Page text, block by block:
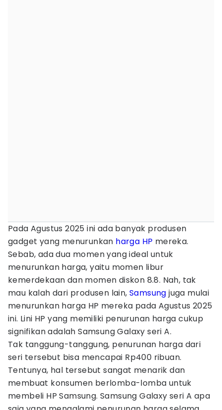
Pada Agustus 2025 ini ada banyak produsen
gadget yang menurunkan harga HP mereka.
Sebab, ada dua momen yang ideal untuk
menurunkan harga, yaitu momen libur
kemerdekaan dan momen diskon 8.8. Nah, tak
mau kalah dari produsen lain, Samsung juga mulai
menurunkan harga HP mereka pada Agustus 2025
ini. Lini HP yang memiliki penurunan harga cukup
signifikan adalah Samsung Galaxy seri A.
Tak tanggung-tanggung, penurunan harga dari
seri tersebut bisa mencapai Rp400 ribuan.
Tentunya, hal tersebut sangat menarik dan
membuat konsumen berlomba-lomba untuk
membeli HP Samsung. Samsung Galaxy seri A apa